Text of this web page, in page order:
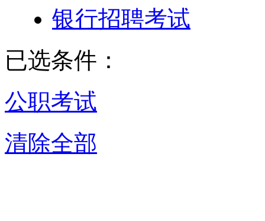
银行招聘考试
已选条件：
公职考试
清除全部